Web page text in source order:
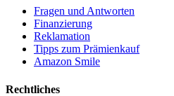
Fragen und Antworten
Finanzierung
Reklamation
Tipps zum Prämienkauf
Amazon Smile
Rechtliches